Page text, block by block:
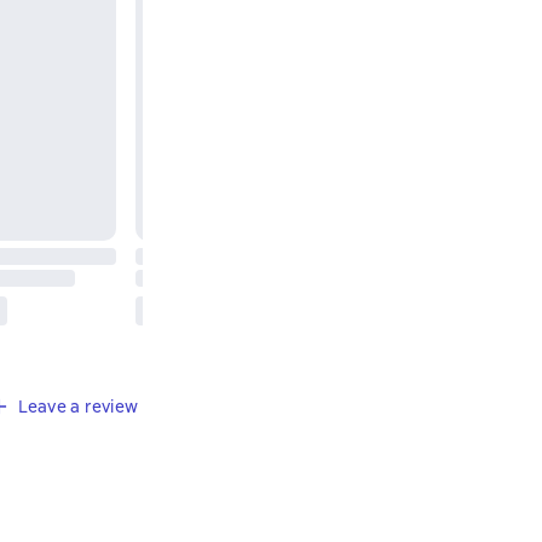
Leave a review